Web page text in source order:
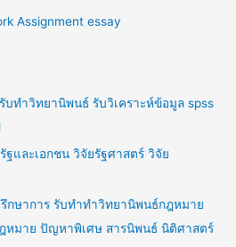
Assignment essay
บทำวิทยานิพนธ์ รับวิเคราะห์ข้อมูล spss
และเอกชน วิจัยรัฐศาสตร์ วิจัย
กษาการ รับทำทำวิทยานิพนธ์กฎหมาย
หมาย ปัญหาพิเศษ สารนิพนธ์ นิติศาสตร์